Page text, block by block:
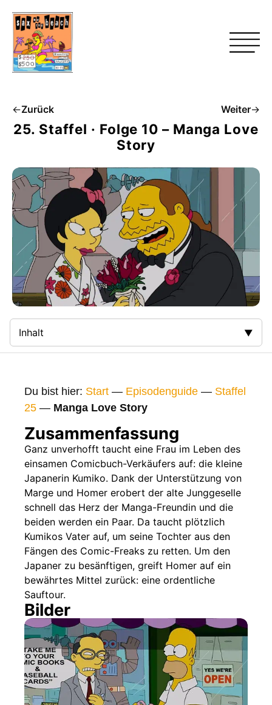
←Zurück Weiter→
25. Staffel · Folge 10 – Manga Love
Story
Inhalt
Gags
Gaststars
Fakten
Sendetermine
Nächste / Vorherige Folge
Du bist hier: Start — Episodenguide — Staffel
25 — Manga Love Story
Zusammenfassung
Ganz unverhofft taucht eine Frau im Leben des
einsamen Comicbuch-Verkäufers auf: die kleine
Japanerin Kumiko. Dank der Unterstützung von
Marge und Homer erobert der alte Junggeselle
schnell das Herz der Manga-Freundin und die
beiden werden ein Paar. Da taucht plötzlich
Kumikos Vater auf, um seine Tochter aus den
Fängen des Comic-Freaks zu retten. Um den
Japaner zu besänftigen, greift Homer auf ein
bewährtes Mittel zurück: eine ordentliche
Sauftour.
Bilder